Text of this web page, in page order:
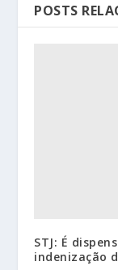
POSTS
STJ: É
indenização